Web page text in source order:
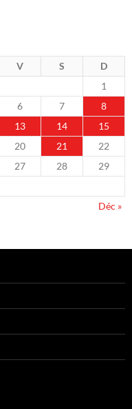
V S
D
1
6 7
8
13 14
15
20 21
22
27 28
29
Déc »